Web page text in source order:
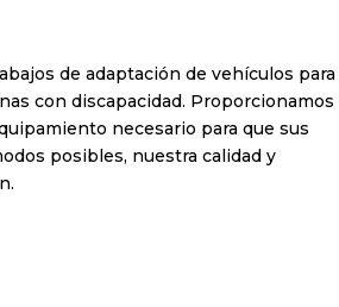
de adaptación de vehículos para
con discapacidad. Proporcionamos
necesario para que sus
posibles, nuestra calidad y